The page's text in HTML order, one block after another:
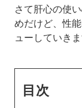
さて肝心の使
めだけど、性
ューしていきま
目次